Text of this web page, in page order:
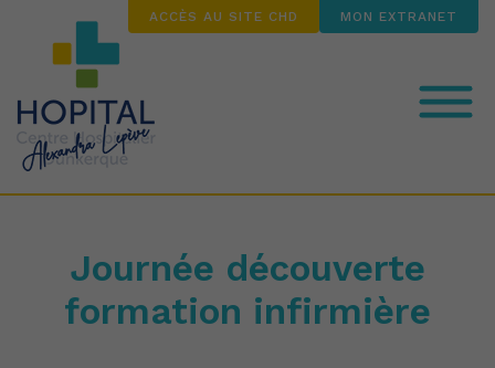
ACCÈS AU SITE CHD MON EXTRANET
Nos formations
Journée découverte
formation infirmière